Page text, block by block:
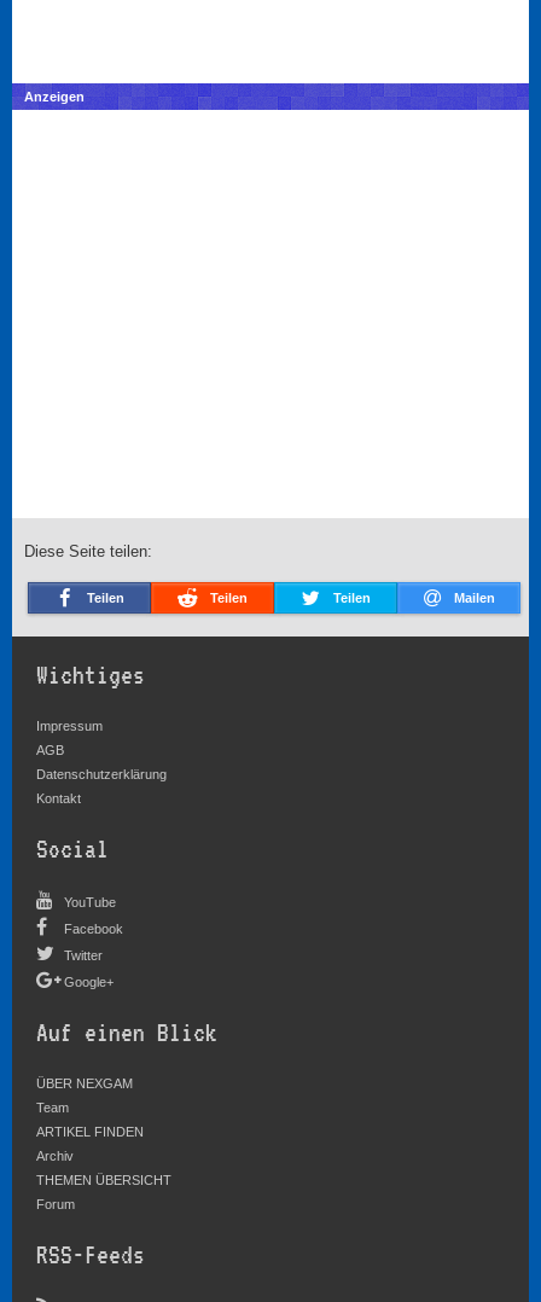
Anzeigen
Diese Seite teilen:
Teilen Teilen Teilen Mailen
Wichtiges
Impressum
AGB
Datenschutzerklärung
Kontakt
Social
YouTube
Facebook
Twitter
Google+
Auf einen Blick
ÜBER NEXGAM
Team
ARTIKEL FINDEN
Archiv
THEMEN ÜBERSICHT
Forum
RSS-Feeds